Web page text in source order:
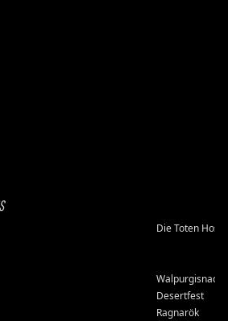
Die Toten
Walpurgisnacht
Desertfest
Ragnarök